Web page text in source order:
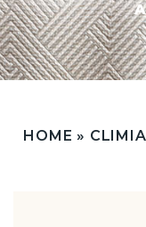
HOME »